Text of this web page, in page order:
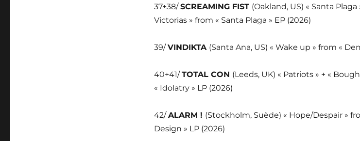
37+38/SCREAMING FIST (Oakland, US) « Santa Plaga
Victorias » from « Santa Plaga » EP (2026)
39/VINDIKTA (Santa Ana, US) « Wake up » from «
40+41/TOTAL CON (Leeds, UK) « Patriots » + «
« Idolatry » LP (2026)
42/ALARM ! (Stockholm, Suède) « Hope/Despair »
Design » LP (2026)